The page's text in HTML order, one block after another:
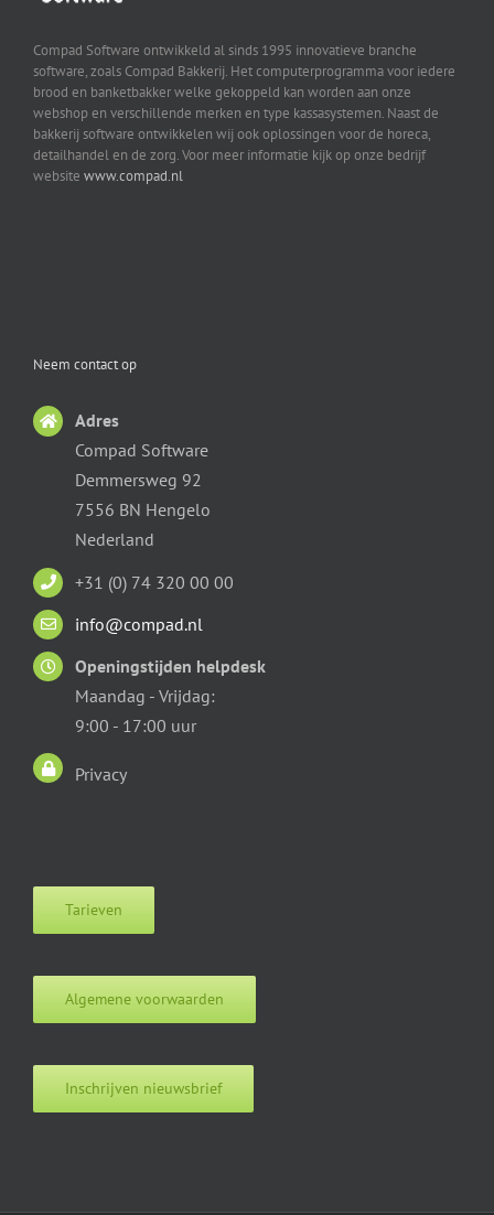
Compad Software ontwikkeld al sinds 1995 innovatieve branche
software, zoals Compad Bakkerij. Het computerprogramma voor iedere
brood en banketbakker welke gekoppeld kan worden aan onze
webshop en verschillende merken en type kassasystemen. Naast de
bakkerij software ontwikkelen wij ook oplossingen voor de horeca,
detailhandel en de zorg. Voor meer informatie kijk op onze bedrijf
website www.compad.nl
Neem contact op
Adres
Compad Software
Demmersweg 92
7556 BN Hengelo
Nederland
+31 (0) 74 320 00 00
info@compad.nl
Openingstijden helpdesk
Maandag - Vrijdag:
9:00 - 17:00 uur
Privacy
Tarieven
Algemene voorwaarden
Inschrijven nieuwsbrief